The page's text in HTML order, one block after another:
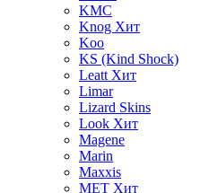
KMC
Knog Хит
Koo
KS (Kind Shock)
Leatt Хит
Limar
Lizard Skins
Look Хит
Magene
Marin
Maxxis
MET Хит